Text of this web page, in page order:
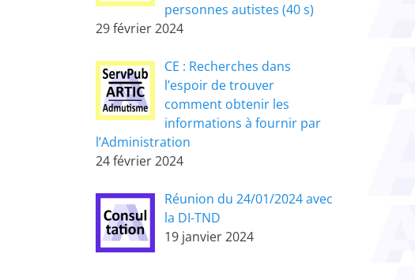
personnes autistes (40 s)
29 février 2024
CE : Recherches dans
l’espoir de trouver
comment obtenir les
informations à fournir par
l’Administration
24 février 2024
Réunion du 24/01/2024 avec
la DI-TND
19 janvier 2024